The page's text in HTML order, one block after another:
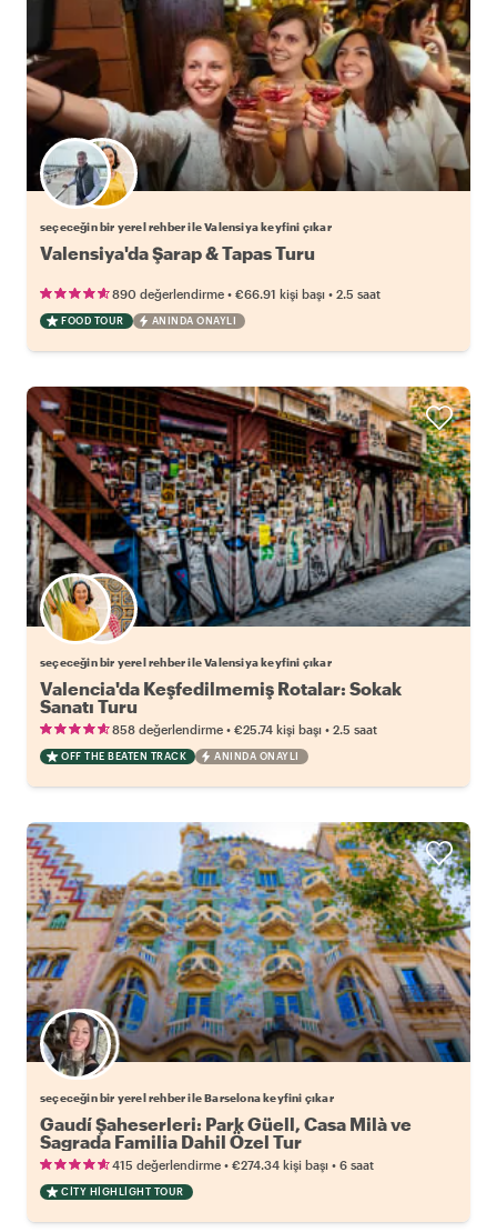
Favori yerel rehberini seç
seçeceğin bir yerel rehber ile Valensiya keyfini çıkar
Valensiya'da Şarap & Tapas Turu
890 değerlendirme • €66.91 kişi başı • 2.5 saat
FOOD TOUR ANINDA ONAYLI
Favori yerel rehberini seç
seçeceğin bir yerel rehber ile Valensiya keyfini çıkar
Valencia'da Keşfedilmemiş Rotalar: Sokak
Sanatı Turu
858 değerlendirme • €25.74 kişi başı • 2.5 saat
OFF THE BEATEN TRACK ANINDA ONAYLI
Favori yerel rehberini seç
seçeceğin bir yerel rehber ile Barselona keyfini çıkar
Gaudí Şaheserleri: Park Güell, Casa Milà ve
Sagrada Familia Dahil Özel Tur
415 değerlendirme • €274.34 kişi başı • 6 saat
CITY HIGHLIGHT TOUR